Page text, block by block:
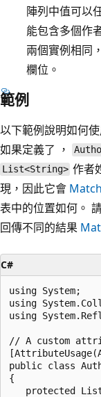
陣列中值可以
能包含多個作
兩個實例相同
欄位。
範例
以下範例說明如何
如果定義了 ，
List<String> 作者
現，因此它會 Match
表中的位置如何。
回傳不同的結果
C#
using System;
using
using
// A custom
public class
{
protected